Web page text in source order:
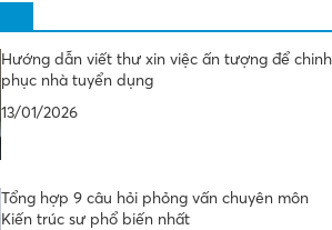
Hướng dẫn viết thư xin việc ấn tượng để chinh
phục nhà tuyển dụng
13/01/2026
Tổng hợp 9 câu hỏi phỏng vấn chuyên môn
Kiến trúc sư phổ biến nhất